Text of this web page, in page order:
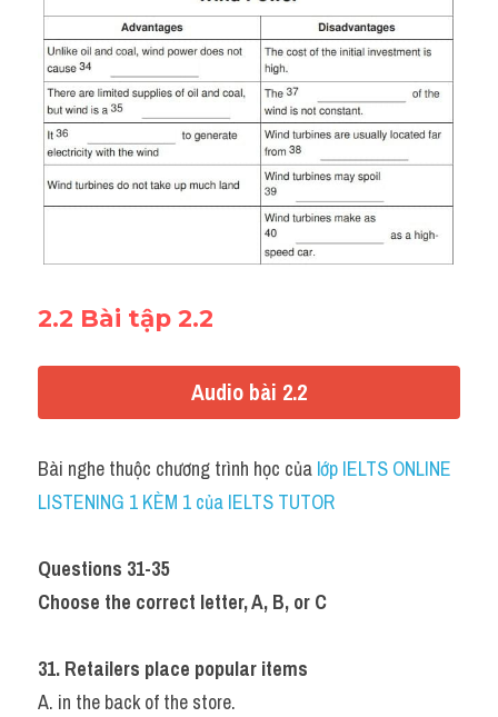
2.2 Bài tập 2.2
Audio bài 2.2
Bài nghe thuộc chương trình học của lớp IELTS ONLINE
LISTENING 1 KÈM 1 của IELTS TUTOR
Questions 31-35
Choose the correct letter, A, B, or C
31. Retailers place popular items
A. in the back of the store.